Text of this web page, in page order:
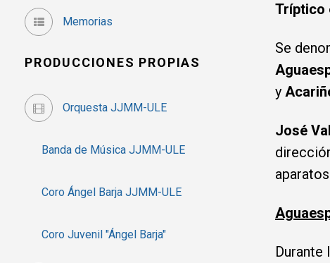
Memorias
PRODUCCIONES PROPIAS
Orquesta JJMM-ULE
Banda de Música JJMM-ULE
Coro Ángel Barja JJMM-ULE
Coro Juvenil "Ángel Barja"
Tríptico
Se
y
José
Durante